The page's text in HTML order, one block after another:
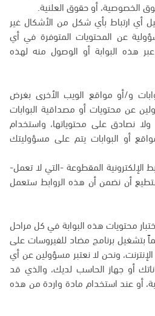
الخصوصية، أو حقوق العلنية.
أي ارتباط بأي شكل من الأشكال غير
عن المحتويات المتوفرة في أي
هذه البوابة أو الوصول منه لهذه
و/أو مواقع الويب الأخرى بغرض
عن محتويات أو مصداقية البوابات
ولا نصادق على محتوياتها، واستخدام
أو البوابات يتم على مسؤوليتك
الإلكترونية المقطوعة -التي لا تعمل-
أن نضمن أن هذه الروابط ستعمل
محتويات هذه البوابة في كل مراحل
بتشغيل برنامج مضاد للفيروسات على
ونحن لا نعتبر مسؤولين عن أي
أو جهاز الحاسب لديك، والذي قد
أو عند استخدام مادة واردة من هذه